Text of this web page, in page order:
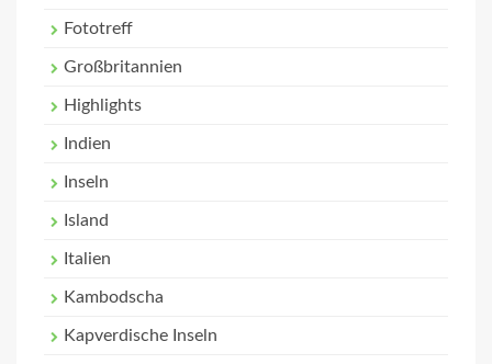
Fototreff
Großbritannien
Highlights
Indien
Inseln
Island
Italien
Kambodscha
Kapverdische Inseln